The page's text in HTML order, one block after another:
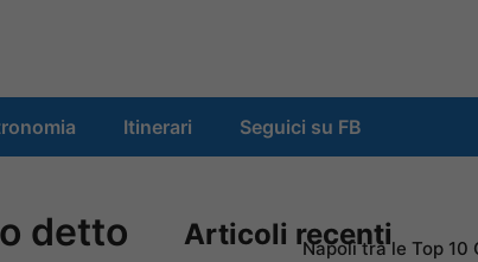
Itinerari Seguici su FB
detto
Articoli recenti
Napoli tra le Top 10